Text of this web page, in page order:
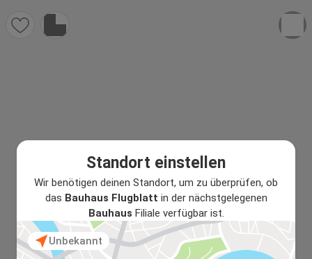
Standort einstellen
Wir benötigen deinen Standort, um zu überprüfen, ob
das Bauhaus Flugblatt in der nächstgelegenen
Bauhaus Filiale verfügbar ist.
Unbekannt